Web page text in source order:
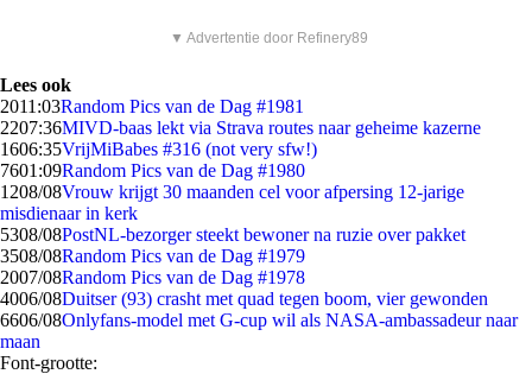
▼ Advertentie door Refinery89
Lees ook
2011:03Random Pics van de Dag #1981
2207:36MIVD-baas lekt via Strava routes naar geheime kazerne
1606:35VrijMiBabes #316 (not very sfw!)
7601:09Random Pics van de Dag #1980
1208/08Vrouw krijgt 30 maanden cel voor afpersing 12-jarige
misdienaar in kerk
5308/08PostNL-bezorger steekt bewoner na ruzie over pakket
3508/08Random Pics van de Dag #1979
2007/08Random Pics van de Dag #1978
4006/08Duitser (93) crasht met quad tegen boom, vier gewonden
6606/08Onlyfans-model met G-cup wil als NASA-ambassadeur naar
maan
Font-grootte: